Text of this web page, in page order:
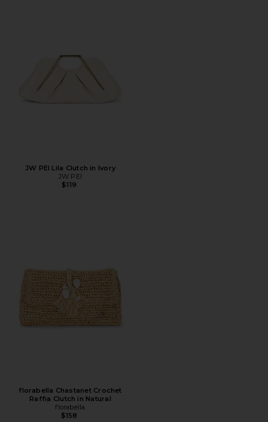
JW PEI Lila Clutch in Ivory
JW PEI
$119
florabella Chastanet Crochet
Raffia Clutch in Natural
florabella
$158